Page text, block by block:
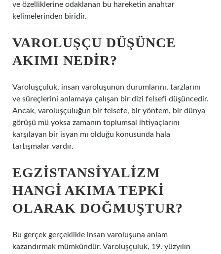
ve özelliklerine odaklanan bu hareketin anahtar
kelimelerinden biridir.
VAROLUŞÇU DÜŞÜNCE
AKIMI NEDIR?
Varoluşçuluk, insan varoluşunun durumlarını, tarzlarını
ve süreçlerini anlamaya çalışan bir dizi felsefi düşüncedir.
Ancak, varoluşçuluğun bir felsefe, bir yöntem, bir dünya
görüşü mü yoksa zamanın toplumsal ihtiyaçlarını
karşılayan bir isyan mı olduğu konusunda hala
tartışmalar vardır.
EGZISTANSIYALIZM
HANGI AKIMA TEPKI
OLARAK DOĞMUŞTUR?
Bu gerçek gerçeklikle insan varoluşuna anlam
kazandırmak mümkündür. Varoluşçuluk, 19. yüzyılın